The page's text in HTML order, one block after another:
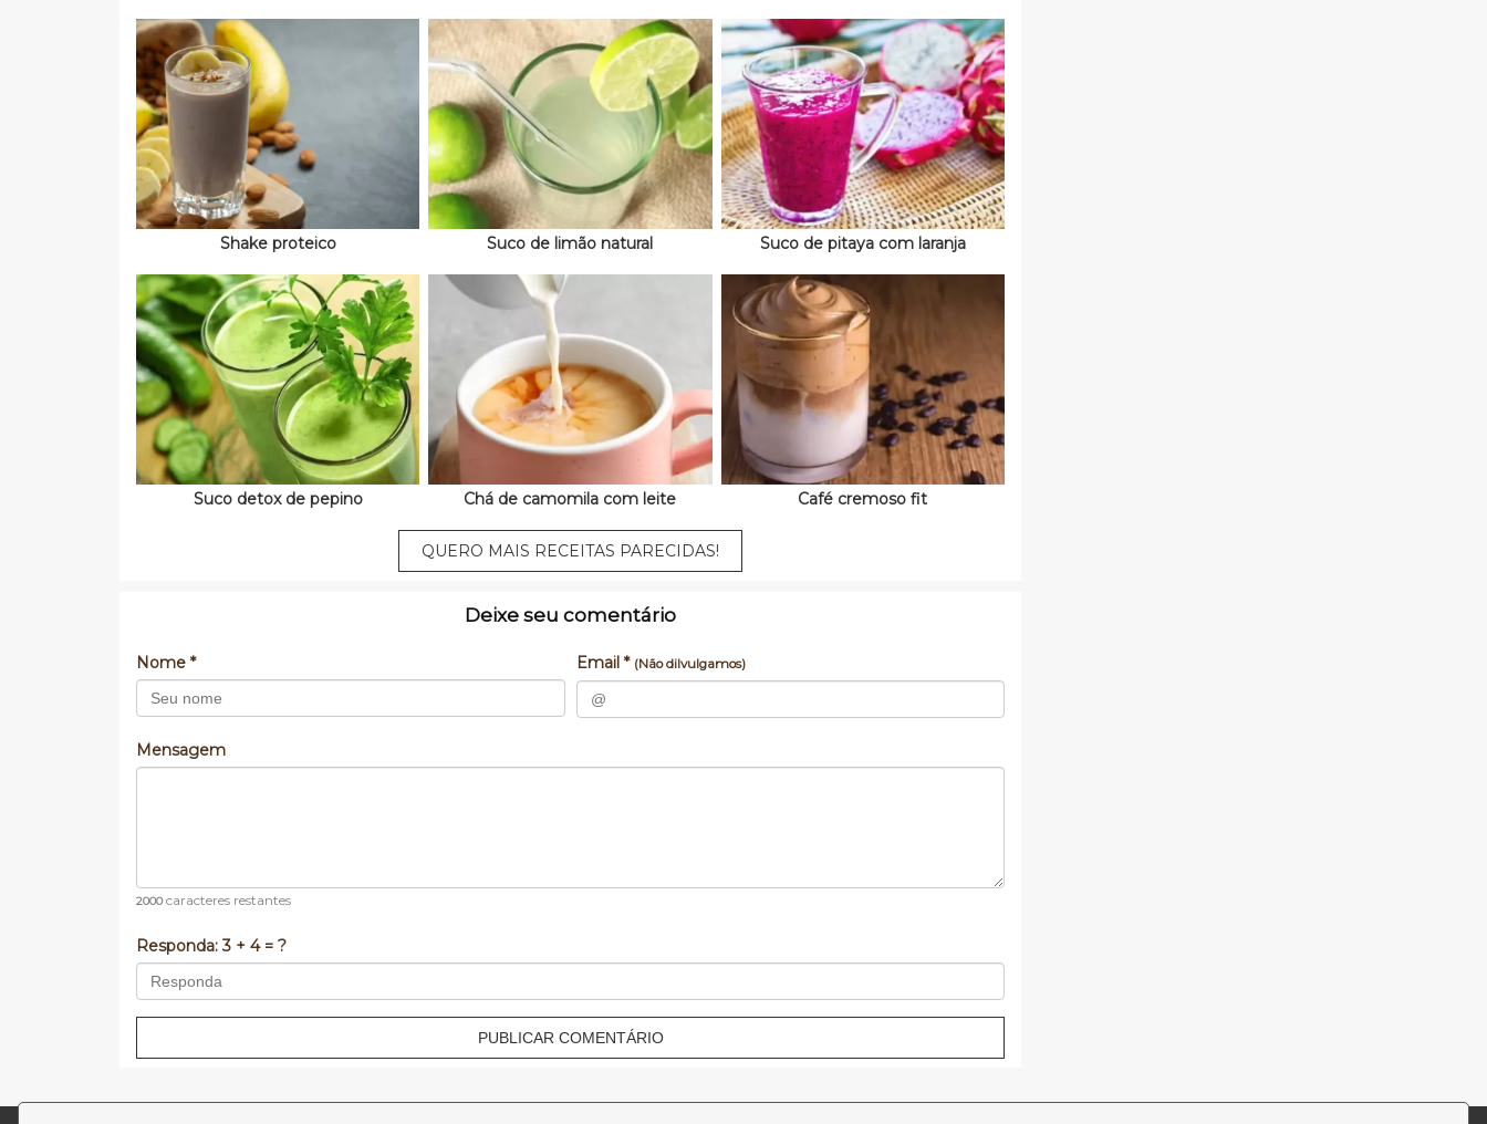
Shake proteico Suco de limão natural Suco de pitaya com laranja
Suco detox de pepino Chá de camomila com leite Café cremoso fit
QUERO MAIS RECEITAS PARECIDAS!
Deixe seu comentário
Nome * Email * (Não dilvulgamos)
Mensagem
2000caracteres restantes
Responda:3 + 4 = ?
PUBLICAR COMENTÁRIO